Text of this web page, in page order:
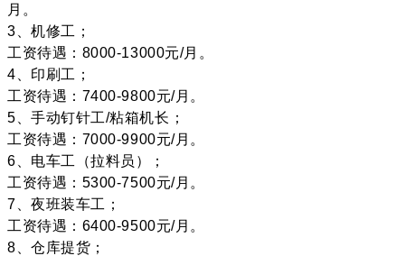
月。
3、机修工；
工资待遇：8000-13000元/月。
4、印刷工；
工资待遇：7400-9800元/月。
5、手动钉针工/粘箱机长；
工资待遇：7000-9900元/月。
6、电车工（拉料员）；
工资待遇：5300-7500元/月。
7、夜班装车工；
工资待遇：6400-9500元/月。
8、仓库提货；